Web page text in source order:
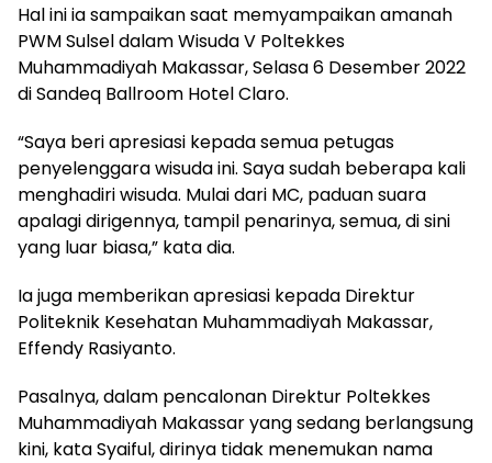
Hal ini ia sampaikan saat memyampaikan amanah
PWM Sulsel dalam Wisuda V Poltekkes
Muhammadiyah Makassar, Selasa 6 Desember 2022
di Sandeq Ballroom Hotel Claro.
“Saya beri apresiasi kepada semua petugas
penyelenggara wisuda ini. Saya sudah beberapa kali
menghadiri wisuda. Mulai dari MC, paduan suara
apalagi dirigennya, tampil penarinya, semua, di sini
yang luar biasa,” kata dia.
Ia juga memberikan apresiasi kepada Direktur
Politeknik Kesehatan Muhammadiyah Makassar,
Effendy Rasiyanto.
Pasalnya, dalam pencalonan Direktur Poltekkes
Muhammadiyah Makassar yang sedang berlangsung
kini, kata Syaiful, dirinya tidak menemukan nama